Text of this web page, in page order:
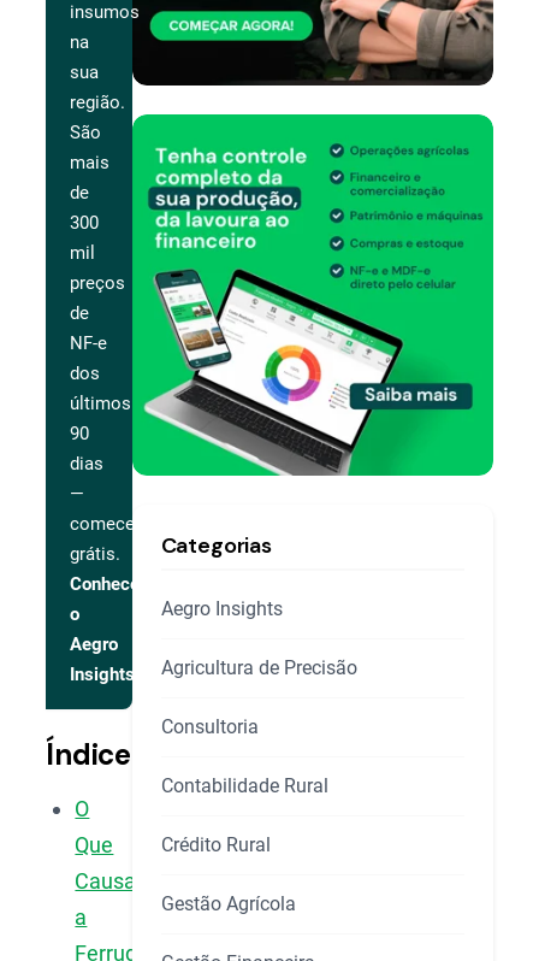
insumos
na
sua
região.
São
mais
de
300
mil
preços
de
NF-e
dos
últimos
90
dias
—
comece
grátis.
Conhecer
o
Aegro
Insights
Índice
O
Que
Causa
a
Ferrugem
Categorias
Aegro Insights
Agricultura de Precisão
Consultoria
Contabilidade Rural
Crédito Rural
Gestão Agrícola